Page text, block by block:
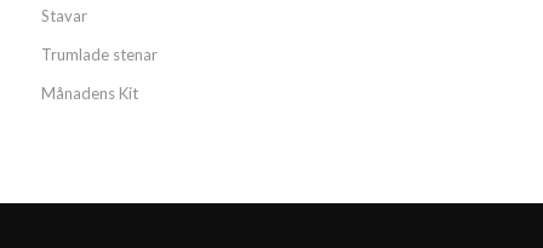
Stavar
Trumlade stenar
Månadens Kit